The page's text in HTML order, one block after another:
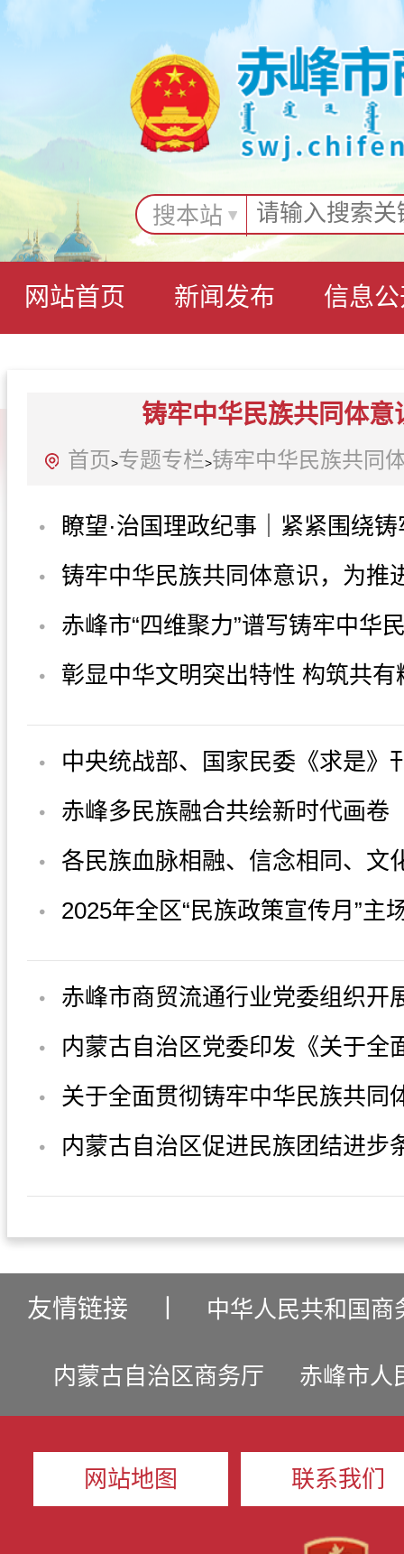
搜本站
网站首页 新闻发布 信息
铸牢中华民族共同体意
首页>专题专栏>铸牢中华民族共同
瞭望·治国理政纪事｜紧紧围绕
民族共同体意识这...
铸牢中华民族共同体意识，为推
现代化凝聚磅礴力量
赤峰市“四维聚力”谱写铸牢中华
体意识新篇章
彰显中华文明突出特性 构筑共有
中央统战部、国家民委《求是》
刻把握中华民族共...
赤峰多民族融合共绘新时代画卷
各民族血脉相融、信念相同、文
经济相依、情感相...
2025年全区“民族政策宣传月”主
赤峰市商贸流通行业党委组织开
华民族共同体意识...
内蒙古自治区党委印发《关于全
牢中华民族共同体...
关于全面贯彻铸牢中华民族共同
线的若干措施
内蒙古自治区促进民族团结进步
友情链接 中华人民共和国商
内蒙古自治区商务厅 赤峰市人
网站地图 联系我们